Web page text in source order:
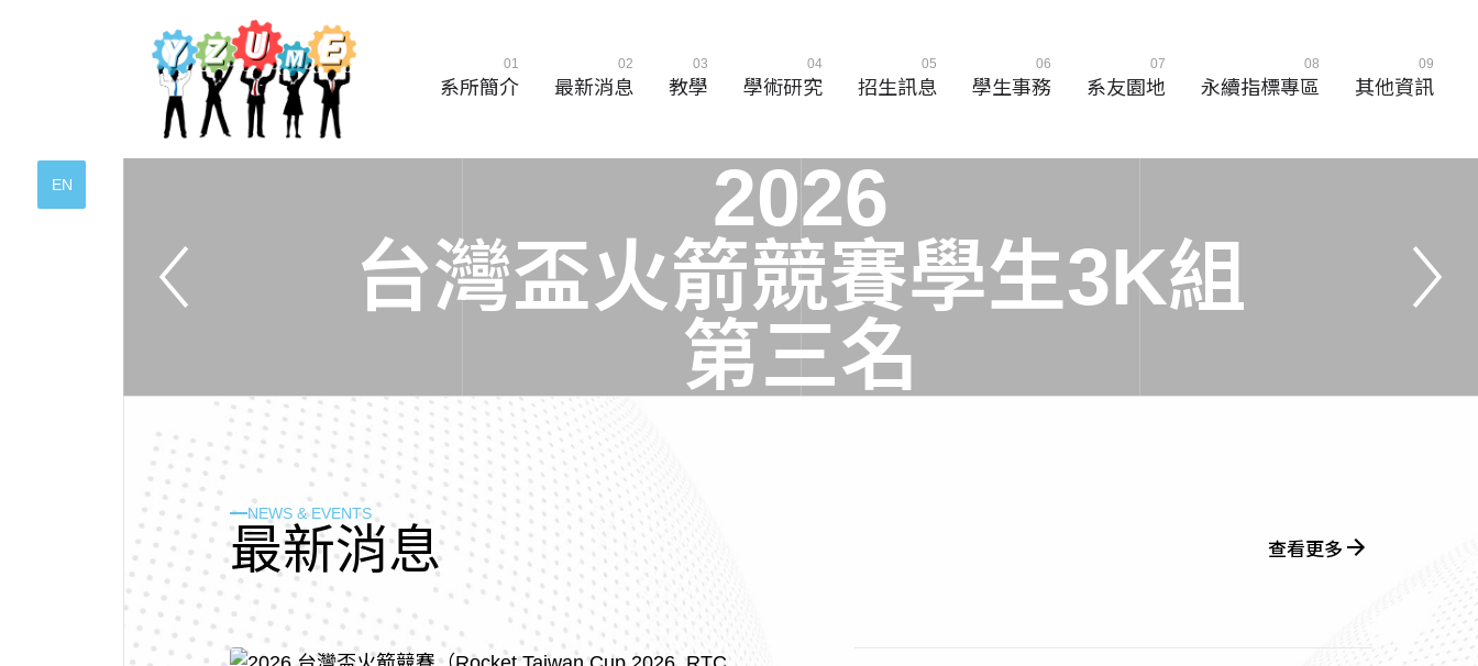
01
系所簡介
02
最新消息
03
教學
04
學術研究
05
招生訊息
06
學生事務
07
系友園地
08
永續指標專區
09
其他資訊
2026
台灣盃火箭競賽學生3K組
第三名
NEWS & EVENTS
最新消息 查看更多
EN